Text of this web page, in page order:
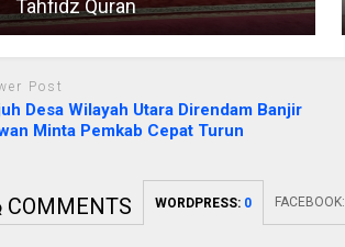
Tahfidz Quran
Post
Desa Wilayah Utara Direndam Banjir
Minta Pemkab Cepat Turun
COMMENTS WORDPRESS: 0 FACEBOOK: